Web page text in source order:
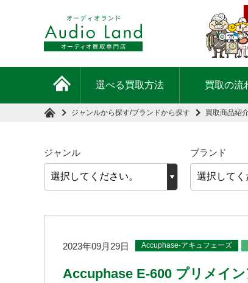
選べる買取方法 買取の流
ジャンルから探す/ブランドから探す 買取商品紹
ジャンル ブランド
2023年09月29日 Accuphase-アキュフェーズ
Accuphase E-600 プリメイ